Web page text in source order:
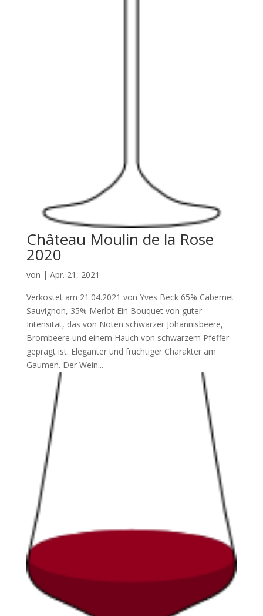
Château Moulin de la Rose
2020
von | Apr. 21, 2021
Verkostet am 21.04.2021 von Yves Beck 65% Cabernet
Sauvignon, 35% Merlot Ein Bouquet von guter
Intensität, das von Noten schwarzer Johannisbeere,
Brombeere und einem Hauch von schwarzem Pfeffer
geprägt ist. Eleganter und fruchtiger Charakter am
Gaumen. Der Wein...